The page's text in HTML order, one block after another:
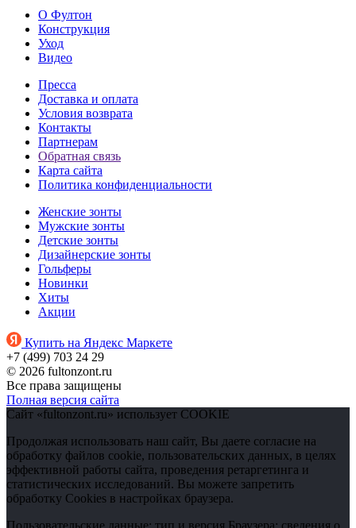
О Фултон
Конструкция
Уход
Видео
Пресса
Доставка и оплата
Условия возврата
Контакты
Партнерам
Обратная связь
Карта сайта
Политика конфиденциальности
Женские зонты
Мужские зонты
Детские зонты
Дизайнерские зонты
Гольферы
Новинки
Хиты
Акции
Купить на Яндекс Маркете
+7 (499) 703 24 29
© 2026 fultonzont.ru
Все права защищены
Полная версия сайта
Сайт «fultonzont.ru» использует COOKIE
Продолжая использовать наш сайт, Вы даете согласие на
обработку файлов cookie, пользовательских данных, в целях
эффективной работы сайта, проведения ретаргетинга и
статистических исследований. Вы можете запретить
обработку Cookies в настройках браузера.
Пользовательские данные: тип и версия Браузера; сведения о